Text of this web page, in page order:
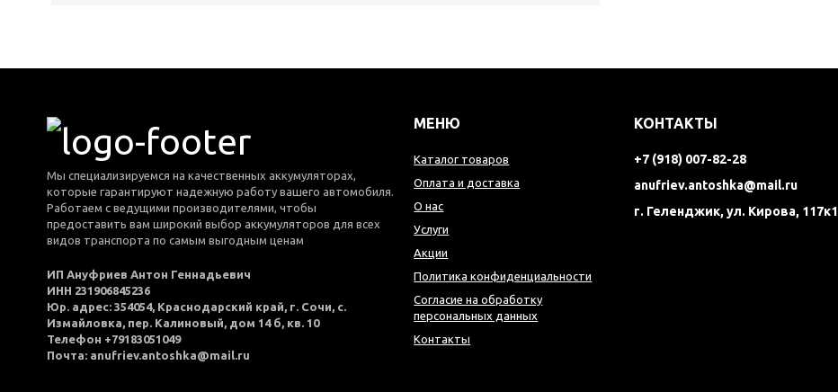
Мы специализируемся на качественных аккумуляторах,
которые гарантируют надежную работу вашего автомобиля.
Работаем с ведущими производителями, чтобы
предоставить вам широкий выбор аккумуляторов для всех
видов транспорта по самым выгодным ценам
ИП Ануфриев Антон Геннадьевич
ИНН 231906845236
Юр. адрес: 354054, Краснодарский край, г. Сочи, с.
Измайловка, пер. Калиновый, дом 14 б, кв. 10
Телефон +79183051049
Почта: anufriev.antoshka@mail.ru
МЕНЮ
Каталог товаров
Оплата и доставка
О нас
Услуги
Акции
Политика конфиденциальности
Согласие на обработку
персональных данных
Контакты
КОНТАКТЫ
+7 (918) 007-82-28
anufriev.antoshka@mail.ru
г. Геленджик, ул. Кирова, 117к1